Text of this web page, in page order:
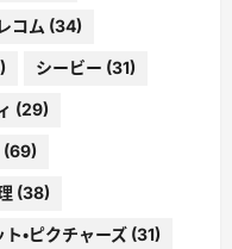
コム (34)
シービー (31)
(29)
(69)
(38)
・ピクチャーズ (31)